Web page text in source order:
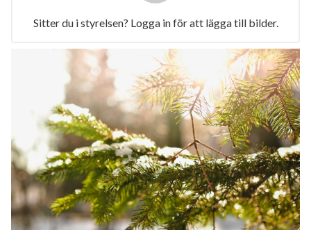
Sitter du i styrelsen? Logga in för att lägga till bilder.